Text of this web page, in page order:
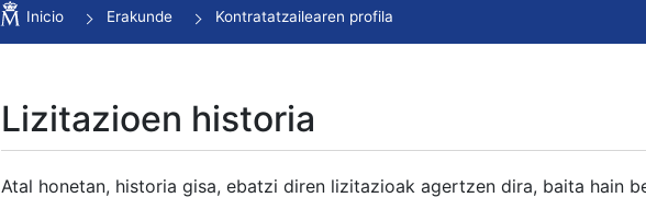
Erakutsi/Ezkutatu
Erakutsi/Ezkutatu
Inicio Erakunde Kontratatzailearen profila
Lizitazioen historia
Atal honetan, historia gisa, ebatzi diren lizitazioak agertzen dira, baita hain